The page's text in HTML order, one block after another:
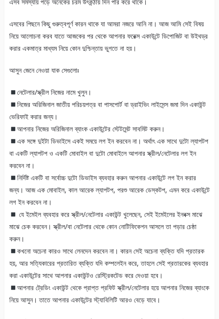
এসবের পিছনে কিছু গুরুত্বপূর্ণ কারন থাকে যা আমরা নজরে আনি না। আজ আমি সেই বিষয়
নিয়ে আলোচনা করব যাতে আজকের পর থেকে আপনার ফরেক্স একাউন্টে ডিপোজিট বা উইথড্র
করার একমাত্র মাধ্যম নিয়ে কোন দুশ্চিন্তায় ভুগতে না হয়।
আসুন জেনে নেওয়া যাক সেগুলোঃ
নেটেলার/স্ক্রীল নিজের নামে খুলুন।
নিজের অরিজিনাল জাতীয় পরিচয়পত্র বা পাসপোর্ট বা ড্রাইভিং লাইসেন্স জমা দিন একাউন্ট
ভেরিফাই করার জন্য।
আপনার নিজের অরিজিনাল ব্যাংক একাউন্টের স্টেটমেন্ট সাবমিট করুন।
এক সঙ্গে দুইটা ডিভাইসে একই সময়ে লগ ইন করবেন না। অর্থাৎ এক সাথে দুটো ল্যাপটপ
বা একটি ল্যাপটপ ও একটি মোবাইল বা দুটো মোবাইলে আপনার স্ক্রীল/নেটেলার লগ ইন
করবেন না।
নির্দিষ্ট একটি বা সর্বোচ্চ দুটো ডিভাইস ব্যবহার করুন আপনার একাউন্টে লগ ইন করার
জন্য। আজ এক মোবাইল, কাল আরেক ল্যাপটপ, পরশু আরেক ডেস্কটপ, এমন করে একাউন্টে
লগ ইন করবেন না।
যে ইমেইল ব্যবহার করে স্ক্রীল/নেটেলার একাউন্ট খুলেছেন, সেই ইমেইলের ইনবক্স মাঝে
মাঝে চেক করবেন। স্ক্রীল/বা নেটেলার থেকে কোন নোটিফিকেশন আসলে তা পড়ার চেষ্ঠা
করুন।
কখনো অচেনা কারও সাথে লেনদেন করবেন না। কারন সেই অচেনা ব্যক্তি যদি প্রতারক
হয়, আর সত্যিকারের প্রতারিত ব্যক্তি যদি কম্পলেইন করে, তাহলে সেই প্রতারকের ব্যবহার
করা একাউন্টের সাথে আপনার একাউন্টও রেস্ট্রিকটেড করে দেওয়া হবে।
আপনার ট্রেডিং একাউন্ট থেকে প্রাপ্ত প্রফিট স্ক্রীল/নেটেলার হয়ে আপনার নিজের ব্যাংকে
নিয়ে আসুন। তাতে আপনার একাউন্টের স্ট্যাবিলিটি আরও বেড়ে যাবে।